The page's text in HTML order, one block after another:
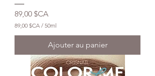
Prix
89,00 $CA
89,00 $CA /50ml
0
Ajouter au panier